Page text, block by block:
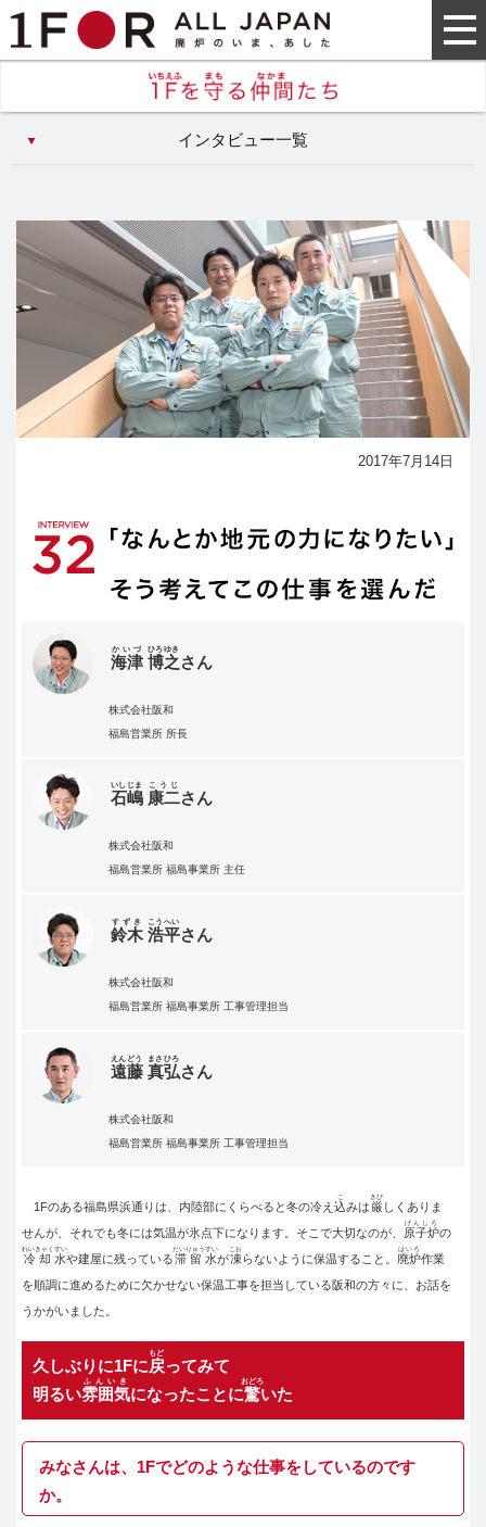
インタビュー一覧
2017年7月14日
海津
かいづ
博之
ひろゆき
さん
株式会社阪和
福島営業所 所長
石嶋
いしじま
康二
こうじ
さん
株式会社阪和
福島営業所 福島事業所 主任
鈴木
すずき
浩平
こうへい
さん
株式会社阪和
福島営業所 福島事業所 工事管理担当
遠藤
えんどう
真弘
まさひろ
さん
株式会社阪和
福島営業所 福島事業所 工事管理担当
1Fのある福島県浜通りは、内陸部にくらべると冬の冷え 込
こ
みは 厳
きび
しくありま
せんが、それでも冬には気温が氷点下になります。そこで大切なのが、 原子炉
げんしろ
の
冷却水
れいきゃくすい
や建屋に残っている滞留水
たいりゅうすい
が凍
こお
らないように保温すること。 廃炉
はいろ
作業
を順調に進めるために欠かせない保温工事を担当している阪和の方々に、お話を
うかがいました。
久しぶりに1Fに戻
もど
ってみて
明るい雰囲気
ふんいき
になったことに驚
おどろ
いた
みなさんは、1Fでどのような仕事をしているのです
か。